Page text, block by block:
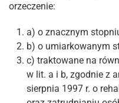
orzeczenie:
a) o znacznym
b) o umiarkowanym
c) traktowane na
w lit. a i b, zgodnie z
sierpnia 1997 r. o